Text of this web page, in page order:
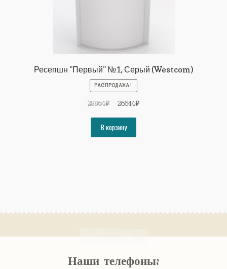
Ресепшн "Первый" №1, Серый (Westcom)
РАСПРОДАЖА!
28864₽
Первоначальная
составляла
28864₽.
26644₽Текущая
В корзину
Наши телефоны: